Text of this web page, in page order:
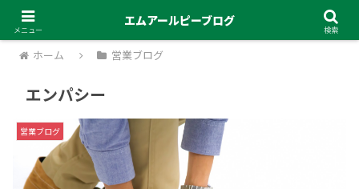
ホーム 営業ブログ
エンパシー
営業ブログ
メニュー
エムアールピーブログ
検索